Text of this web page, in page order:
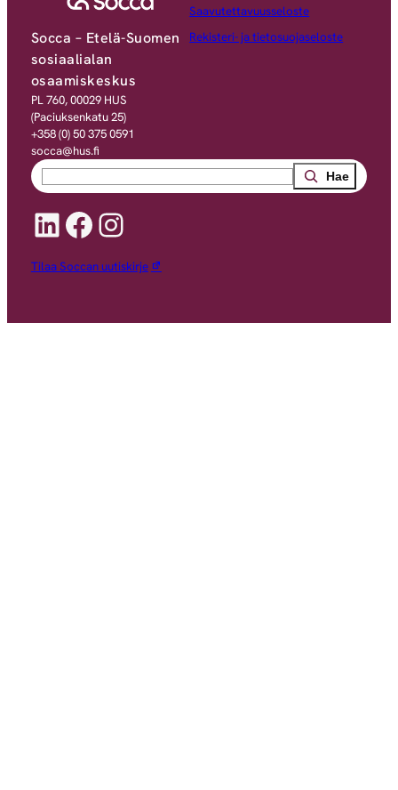
Socca – Etelä-Suomen
sosiaalialan
osaamiskeskus
PL 760, 00029 HUS
(Paciuksenkatu 25)
+358 (0) 50 375 0591
socca@hus.fi
Saavutettavuusseloste
Rekisteri- ja tietosuojaseloste
Search
LinkedIn
Facebook
Instagram
Tilaa Soccan uutiskirje